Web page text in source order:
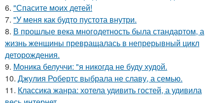
6. "Спасите моих детей!
7. "У меня как будто пустота внутри.
8. В прошлые века многодетность была стандартом, а
жизнь женщины превращалась в непрерывный цикл
деторождения.
9. Моника белуччи: "я никогда не буду худой.
10. Джулия Робертс выбрала не славу, а семью.
11. Классика жанра: хотела удивить гостей, а удивила